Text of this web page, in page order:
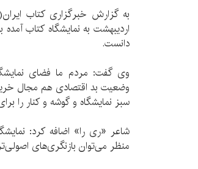
اردیبهشت به نمایشگاه کتاب آمده
دانست.
وی گفت: مردم ما فضای
وضعیت بد اقتصادی هم مجال
سبز نمایشگاه و گوشه و کنار را
شاعر «ری را» اضافه کرد:
منظر می‌توان بازنگری‌‌های